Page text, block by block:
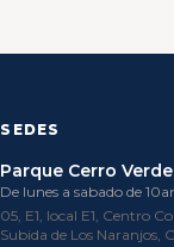
SEDES
Parque Cerro
De lunes a sabado de
05, E1, local E1, Centro
Subida de Los Naranjos,